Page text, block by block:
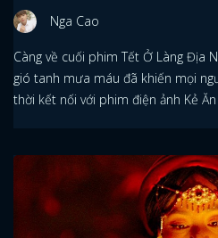
Nga Cao
Càng về cuối phim Tết Ở Làng Địa
gió tanh mưa máu đã khiến mọi
thời kết nối với phim điện ảnh Kẻ